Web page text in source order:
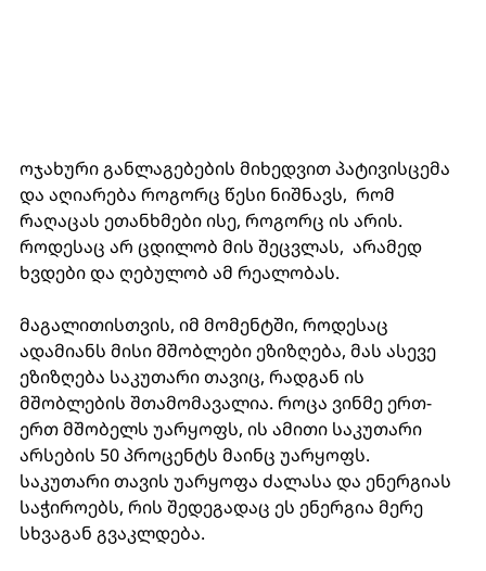
ოჯახური განლაგებების მიხედვით პატივისცემა
და აღიარება როგორც წესი ნიშნავს,  რომ
რაღაცას ეთანხმები ისე, როგორც ის არის.
როდესაც არ ცდილობ მის შეცვლას,  არამედ
ხვდები და ღებულობ ამ რეალობას.
მაგალითისთვის, იმ მომენტში, როდესაც
ადამიანს მისი მშობლები ეზიზღება, მას ასევე
ეზიზღება საკუთარი თავიც, რადგან ის
მშობლების შთამომავალია. როცა ვინმე ერთ-
ერთ მშობელს უარყოფს, ის ამითი საკუთარი
არსების 50 პროცენტს მაინც უარყოფს.
საკუთარი თავის უარყოფა ძალასა და ენერგიას
საჭიროებს, რის შედეგადაც ეს ენერგია მერე
სხვაგან გვაკლდება.